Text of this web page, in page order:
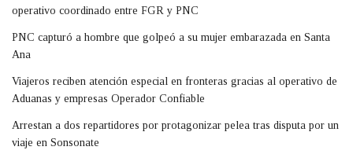
operativo coordinado entre FGR y PNC
PNC capturó a hombre que golpeó a su mujer embarazada en Santa
Ana
Viajeros reciben atención especial en fronteras gracias al operativo de
Aduanas y empresas Operador Confiable
Arrestan a dos repartidores por protagonizar pelea tras disputa por un
viaje en Sonsonate